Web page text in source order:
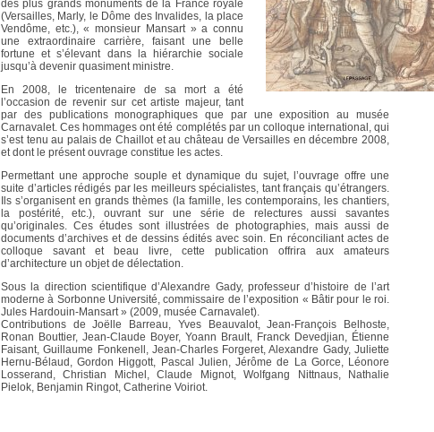
des plus grands monuments de la France royale
(Versailles, Marly, le Dôme des Invalides, la place
Vendôme, etc.), « monsieur Mansart » a connu
une extraordinaire carrière, faisant une belle
fortune et s’élevant dans la hiérarchie sociale
jusqu’à devenir quasiment ministre.
En 2008, le tricentenaire de sa mort a été
l’occasion de revenir sur cet artiste majeur, tant
par des publications monographiques que par une exposition au musée
Carnavalet. Ces hommages ont été complétés par un colloque international, qui
s’est tenu au palais de Chaillot et au château de Versailles en décembre 2008,
et dont le présent ouvrage constitue les actes.
Permettant une approche souple et dynamique du sujet, l’ouvrage offre une
suite d’articles rédigés par les meilleurs spécialistes, tant français qu’étrangers.
Ils s’organisent en grands thèmes (la famille, les contemporains, les chantiers,
la postérité, etc.), ouvrant sur une série de relectures aussi savantes
qu’originales. Ces études sont illustrées de photographies, mais aussi de
documents d’archives et de dessins édités avec soin. En réconciliant actes de
colloque savant et beau livre, cette publication offrira aux amateurs
d’architecture un objet de délectation.
Sous la direction scientifique d’Alexandre Gady, professeur d’histoire de l’art
moderne à Sorbonne Université, commissaire de l’exposition « Bâtir pour le roi.
Jules Hardouin-Mansart » (2009, musée Carnavalet).
Contributions de Joëlle Barreau, Yves Beauvalot, Jean-François Belhoste,
Ronan Bouttier, Jean-Claude Boyer, Yoann Brault, Franck Devedjian, Étienne
Faisant, Guillaume Fonkenell, Jean-Charles Forgeret, Alexandre Gady, Juliette
Hernu-Bélaud, Gordon Higgott, Pascal Julien, Jérôme de La Gorce, Léonore
Losserand, Christian Michel, Claude Mignot, Wolfgang Nittnaus, Nathalie
Pielok, Benjamin Ringot, Catherine Voiriot.